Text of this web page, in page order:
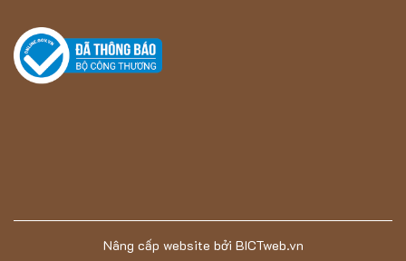
Nâng cấp website bởi BICTweb.vn